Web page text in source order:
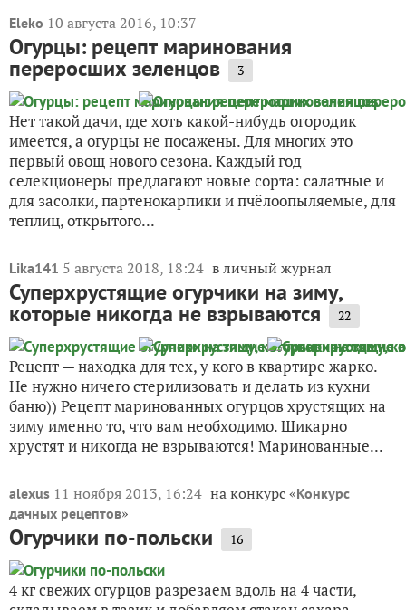
Eleko 10 августа 2016, 10:37
Огурцы: рецепт маринования
переросших зеленцов 3
Нет такой дачи, где хоть какой-нибудь огородик
имеется, а огурцы не посажены. Для многих это
первый овощ нового сезона. Каждый год
селекционеры предлагают новые сорта: салатные и
для засолки, партенокарпики и пчёлоопыляемые, для
теплиц, открытого...
Lika141 5 августа 2018, 18:24 в личный журнал
Суперхрустящие огурчики на зиму,
которые никогда не взрываются 22
Рецепт — находка для тех, у кого в квартире жарко.
Не нужно ничего стерилизовать и делать из кухни
баню)) Рецепт маринованных огурцов хрустящих на
зиму именно то, что вам необходимо. Шикарно
хрустят и никогда не взрываются! Маринованные...
alexus 11 ноября 2013, 16:24 на конкурс «Конкурс
дачных рецептов»
Огурчики по-польски 16
4 кг свежих огурцов разрезаем вдоль на 4 части,